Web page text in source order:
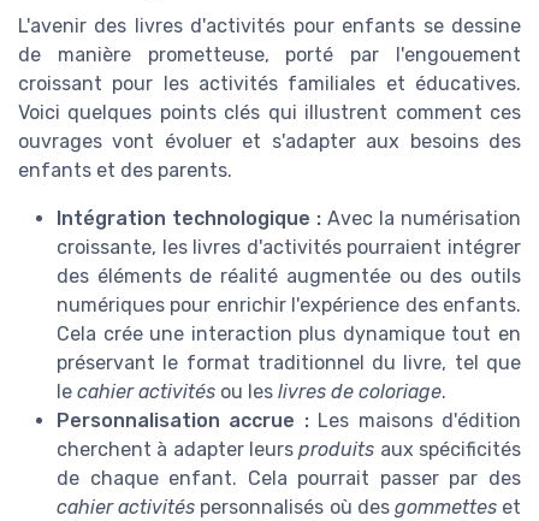
L'avenir des livres d'activités pour enfants se dessine
de manière prometteuse, porté par l'engouement
croissant pour les activités familiales et éducatives.
Voici quelques points clés qui illustrent comment ces
ouvrages vont évoluer et s'adapter aux besoins des
enfants et des parents.
Intégration technologique : Avec la numérisation
croissante, les livres d'activités pourraient intégrer
des éléments de réalité augmentée ou des outils
numériques pour enrichir l'expérience des enfants.
Cela crée une interaction plus dynamique tout en
préservant le format traditionnel du livre, tel que
le cahier activités ou les livres de coloriage.
Personnalisation accrue :Les maisons d'édition
cherchent à adapter leursproduits aux spécificités
de chaque enfant. Cela pourrait passer par des
cahier activités personnalisés où des gommetteset